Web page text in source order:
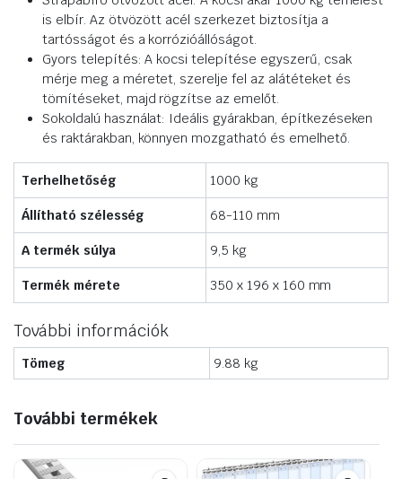
is elbír. Az ötvözött acél szerkezet biztosítja a
tartósságot és a korrózióállóságot.
Gyors telepítés: A kocsi telepítése egyszerű, csak
mérje meg a méretet, szerelje fel az alátéteket és
tömítéseket, majd rögzítse az emelőt.
Sokoldalú használat: Ideális gyárakban, építkezéseken
és raktárakban, könnyen mozgatható és emelhető.
Terhelhetőség 1000 kg
Állítható szélesség 68-110 mm
A termék súlya 9,5 kg
Termék mérete 350 x 196 x 160 mm
További információk
Tömeg 9.88 kg
További termékek